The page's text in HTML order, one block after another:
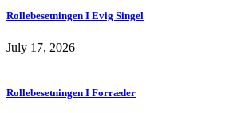
Rollebesetningen I Evig Singel
July 17, 2026
Rollebesetningen I Forræder